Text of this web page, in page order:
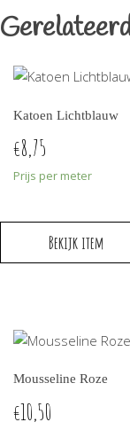
Katoen Lichtblauw
€8,75
Prijs per meter
Bekijk item
Mousseline Roze
€10,50